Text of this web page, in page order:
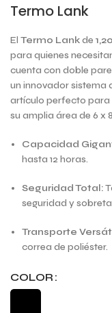
Termo Lank
El Termo Lankde
para quienes
cuenta con doble
un innovador sistema
artículo perfecto para
su amplia área de 6 x
Capacidad
hasta 12 horas.
Seguridad Total:
seguridad y
Transporte
correa de poliéster.
COLOR